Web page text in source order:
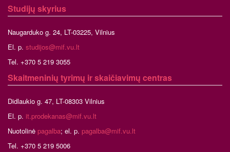
Studijų skyrius
Naugarduko g. 24, LT-03225, Vilnius
El. p. studijos@mif.vu.lt
Tel. +370 5 219 3055
Skaitmeninių tyrimų ir skaičiavimų centras
Didlaukio g. 47, LT-08303 Vilnius
El. p. it.prodekanas@mif.vu.lt
Nuotolinė pagalba; el. p. pagalba@mif.vu.lt
Tel. +370 5 219 5006